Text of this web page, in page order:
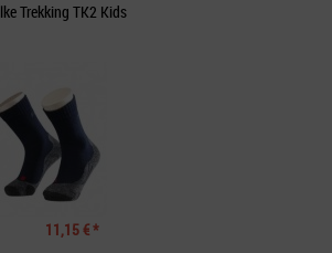
11,15 € *
Trekking TK2 Kids